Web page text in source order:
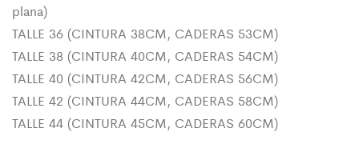
plana)
TALLE 36 (CINTURA 38CM, CADERAS 53CM)
TALLE 38 (CINTURA 40CM, CADERAS 54CM)
TALLE 40 (CINTURA 42CM, CADERAS 56CM)
TALLE 42 (CINTURA 44CM, CADERAS 58CM)
TALLE 44 (CINTURA 45CM, CADERAS 60CM)